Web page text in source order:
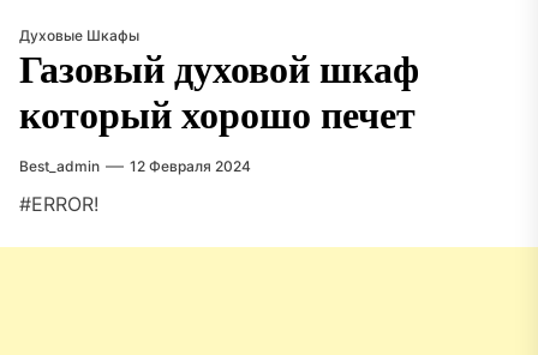
Духовые Шкафы
Газовый духовой шкаф
который хорошо печет
Best_admin 12 Февраля 2024
#ERROR!